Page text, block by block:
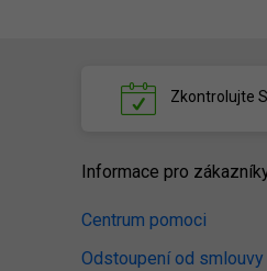
Zkontrolujte
Informace pro
Centrum pomoci
Odstoupení od smlouvy